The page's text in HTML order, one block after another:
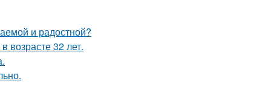
и радостной?
возрасте 32 лет.